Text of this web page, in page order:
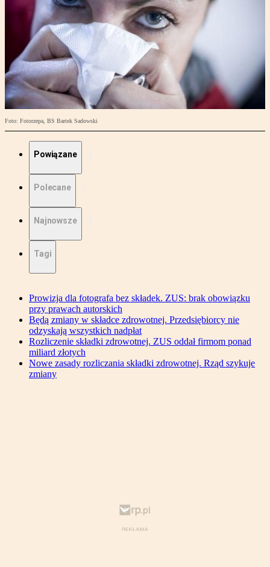
Foto: Fotorzepa, BS Bartek Sadowski
Powiązane
Polecane
Najnowsze
Tagi
Prowizja dla fotografa bez składek. ZUS: brak obowiązku
przy prawach autorskich
Będą zmiany w składce zdrowotnej. Przedsiębiorcy nie
odzyskają wszystkich nadpłat
Rozliczenie składki zdrowotnej. ZUS oddał firmom ponad
miliard złotych
Nowe zasady rozliczania składki zdrowotnej. Rząd szykuje
zmiany